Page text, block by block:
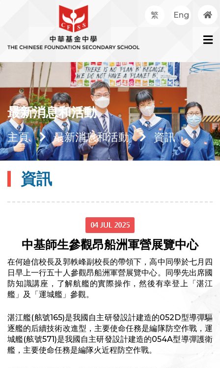
繁 Eng
最新消息和活動
主頁 最新消息和活動 資訊
資訊
04 JUL 2025
中基師生參觀昂船洲軍營展覽中心
在何廸信校長及郭軼峰副校長的帶領下，高中同學於七月四
日早上一行五十人參觀昂船洲軍營展覽中心。同學先出席國
防知識講座，了解航艦的實際操作，然後有幸登上「湛江
艦」及「運城艦」參觀。
湛江艦(舷號165)是我國自主研發設計建造的052D型導彈驅
逐艦的后續技術改進型，主要使命任務是編隊防空作戰，運
城艦(舷號571)是我國自主研發設計建造的054A型導彈護衛
艦，主要使命任務是編隊火近程防空作戰。